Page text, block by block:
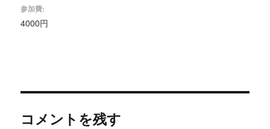
参加費:
4000円
コメントを残す